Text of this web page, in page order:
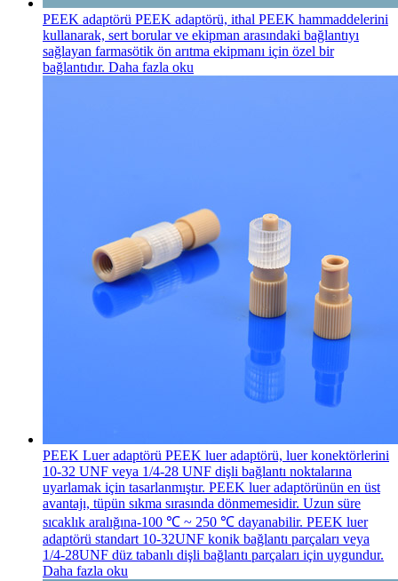
PEEK adaptörü PEEK adaptörü, ithal PEEK hammaddelerini
kullanarak, sert borular ve ekipman arasındaki bağlantıyı
sağlayan farmasötik ön arıtma ekipmanı için özel bir
bağlantıdır. Daha fazla oku
PEEK Luer adaptörü PEEK luer adaptörü, luer konektörlerini
10-32 UNF veya 1/4-28 UNF dişli bağlantı noktalarına
uyarlamak için tasarlanmıştır. PEEK luer adaptörünün en üst
avantajı, tüpün sıkma sırasında dönmemesidir. Uzun süre
sıcaklık aralığına-100 ℃ ~ 250 ℃ dayanabilir. PEEK luer
adaptörü standart 10-32UNF konik bağlantı parçaları veya
1/4-28UNF düz tabanlı dişli bağlantı parçaları için uygundur.
Daha fazla oku